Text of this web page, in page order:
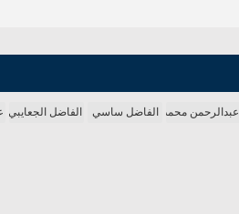
عبدالرحمن محمد الفاضل ساسي الفاضل الجعايبي